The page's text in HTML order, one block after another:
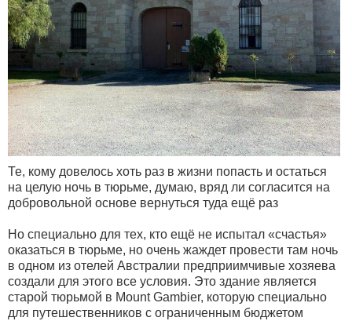
Те, кому довелось хоть раз в жизни попасть и остаться
на целую ночь в тюрьме, думаю, вряд ли согласится на
добровольной основе вернуться туда ещё раз
Но специально для тех, кто ещё не испытал «счастья»
оказаться в тюрьме, но очень жаждет провести там ночь
в одном из отелей Австралии предприимчивые хозяева
создали для этого все условия. Это здание является
старой тюрьмой в Mount Gambier, которую специально
для путешественников с ограниченным бюджетом